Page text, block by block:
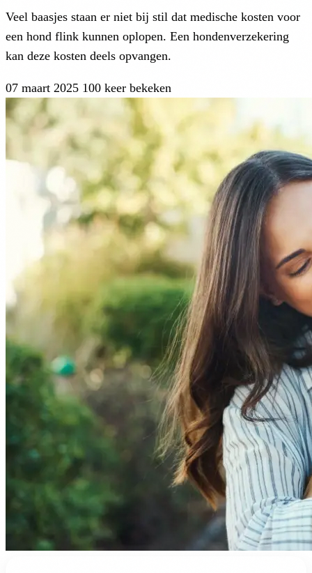
Veel baasjes staan er niet bij stil dat medische kosten voor
een hond flink kunnen oplopen. Een hondenverzekering
kan deze kosten deels opvangen.
07 maart 2025 100 keer bekeken